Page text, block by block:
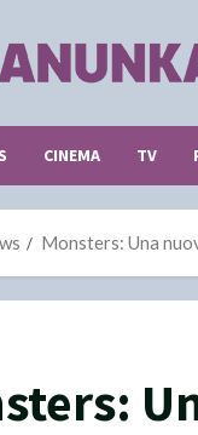
CINEMA TV
Monsters: Una